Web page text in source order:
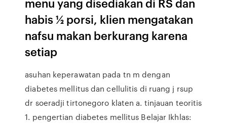
habis ½ porsi, klien mengatakan
nafsu makan berkurang karena
setiap
asuhan keperawatan pada tn m dengan
diabetes mellitus dan cellulitis di ruang j rsup
dr soeradji tirtonegoro klaten a. tinjauan teoritis
1. pengertian diabetes mellitus Belajar Ikhlas: